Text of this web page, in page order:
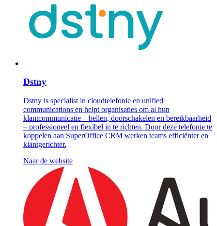
Dstny
Dstny is specialist in cloudtelefonie en unified
communications en helpt organisaties om al hun
klantcommunicatie – bellen, doorschakelen en bereikbaarheid
– professioneel en flexibel in te richten. Door deze telefonie te
koppelen aan SuperOffice CRM werken teams efficiënter en
klantgerichter.
Naar de website